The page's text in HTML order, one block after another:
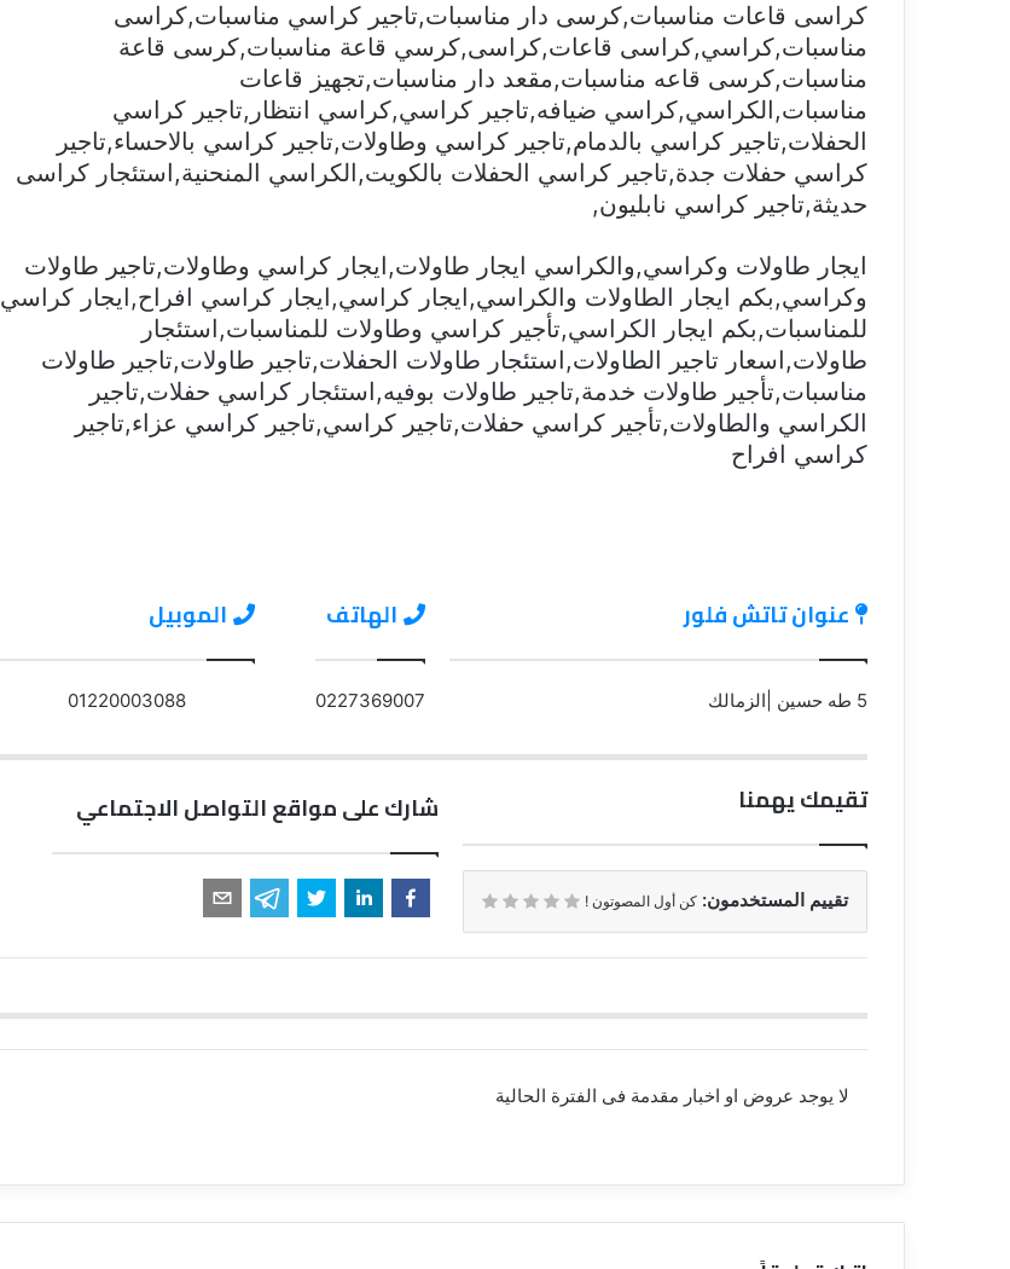
كراسى قاعات مناسبات,كرسى دار مناسبات,تاجير كراسي مناسبات,كراسى
مناسبات,كراسي,كراسى قاعات,كراسى,كرسي قاعة مناسبات,كرسى قاعة
مناسبات,كرسى قاعه مناسبات,مقعد دار مناسبات,تجهيز قاعات
مناسبات,الكراسي,كراسي ضيافه,تاجير كراسي,كراسي انتظار,تاجير كراسي
الحفلات,تاجير كراسي بالدمام,تاجير كراسي وطاولات,تاجير كراسي بالاحساء,تاجير
كراسي حفلات جدة,تاجير كراسي الحفلات بالكويت,الكراسي المنحنية,استئجار كراسى
حديثة,تاجير كراسي نابليون,
ايجار طاولات وكراسي,والكراسي ايجار طاولات,ايجار كراسي وطاولات,تاجير طاولات
وكراسي,بكم ايجار الطاولات والكراسي,ايجار كراسي,ايجار كراسي افراح,ايجار كراسي
للمناسبات,بكم ايجار الكراسي,تأجير كراسي وطاولات للمناسبات,استئجار
طاولات,اسعار تاجير الطاولات,استئجار طاولات الحفلات,تاجير طاولات,تاجير طاولات
مناسبات,تأجير طاولات خدمة,تاجير طاولات بوفيه,استئجار كراسي حفلات,تاجير
الكراسي والطاولات,تأجير كراسي حفلات,تاجير كراسي,تاجير كراسي عزاء,تاجير
كراسي افراح
عنوان تاتش فلور
5 طه حسين |الزمالك
الهاتف
0227369007
الموبيل
01220003088
تقيمك يهمنا
تقييم المستخدمون: كن أول المصوتون !
شارك على مواقع التواصل الاجتماعي
لا يوجد عروض او اخبار مقدمة فى الفترة الحالية